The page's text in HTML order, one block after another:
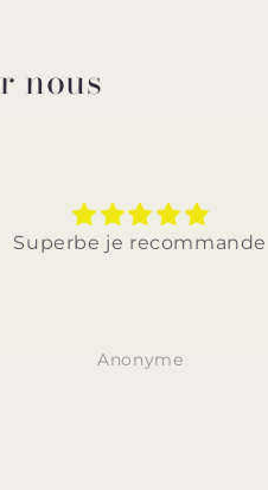
nous
je recommande
Anonyme